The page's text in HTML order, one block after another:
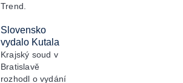
Trend.
Slovensko
vydalo Kutala
Krajský soud v
Bratislavě
rozhodl o vydání